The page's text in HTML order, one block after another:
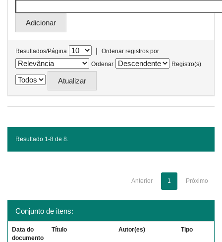
Resultados/Página |
Ordenar registros por
Ordenar
Registro(s)
Resultado 1-8 de 8.
Anterior 1 Próximo
Conjunto de itens:
Data do
documento
Título Autor(es) Tipo